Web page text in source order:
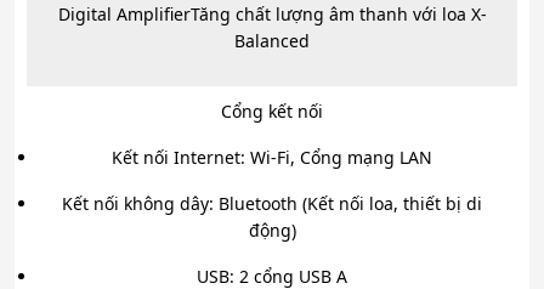
Digital AmplifierTăng chất lượng âm thanh với loa X-
Balanced
Cổng kết nối
Kết nối Internet: Wi-Fi, Cổng mạng LAN
Kết nối không dây: Bluetooth (Kết nối loa, thiết bị di
động)
USB: 2 cổng USB A